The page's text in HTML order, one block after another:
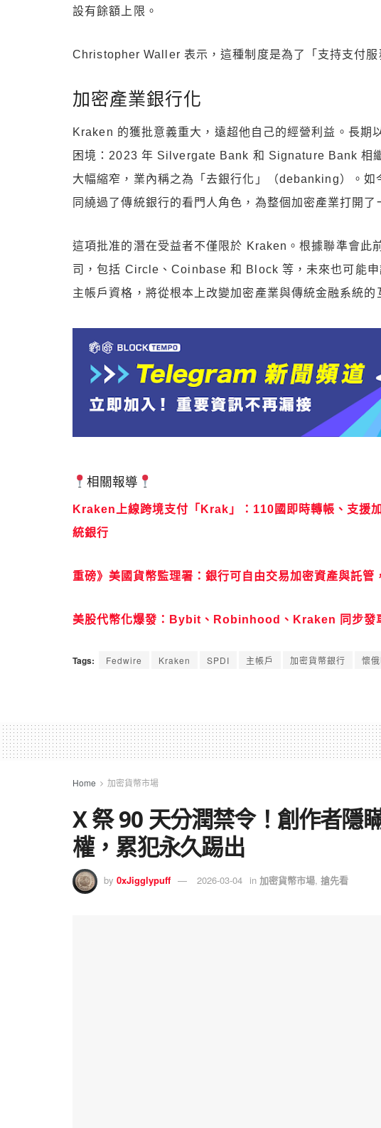
設有餘額上限。
Christopher Waller 表示，這種制度是為了「支持支付服
加密產業銀行化
Kraken 的獲批意義重大，遠超他自己的經營利益。長期
困境：2023 年 Silvergate Bank 和 Signature Bank 相
大幅縮窄，業內稱之為「去銀行化」（debanking）。
同繞過了傳統銀行的看門人角色，為整個加密產業打開了
這項批准的潛在受益者不僅限於 Kraken。根據聯準會此
司，包括 Circle、Coinbase 和 Block 等，未來也可能
主帳戶資格，將從根本上改變加密產業與傳統金融系統的
相關報導
Kraken上線跨境支付「Krak」：110國即時轉帳、支援
統銀行
重磅》美國貨幣監理署：銀行可自由交易加密資產與託管
美股代幣化爆發：Bybit、Robinhood、Kraken 同步發
Tags: Fedwire Kraken SPDI 主帳戶 加密貨幣銀行 懷
Home 加密貨幣市場
X 祭 90 天分潤禁令！創作者隱
權，累犯永久踢出
by 0xJigglypuff 2026-03-04 in 加密貨幣市場, 搶先看